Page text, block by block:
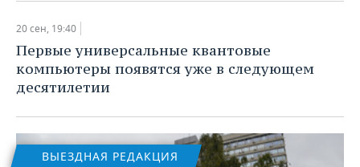
ХОККЕЙ С МЯЧОМ
ПРОИСШЕСТВИЯ
20 сен, 19:40
Первые универсальные квантовые
компьютеры появятся уже в следующем
десятилетии
ВЫЕЗДНАЯ РЕДАКЦИЯ